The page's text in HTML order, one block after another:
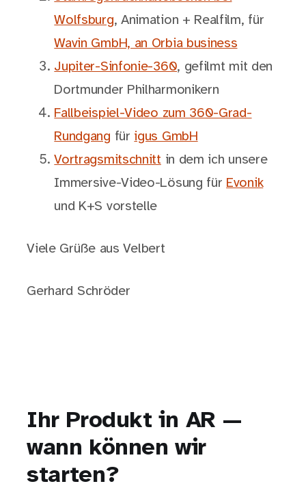
Wolfsburg, Animation + Realfilm, für
Wavin GmbH, an Orbia business
Jupiter-Sinfonie-360, gefilmt mit den
Dortmunder Philharmonikern
Fallbeispiel-Video zum 360-Grad-
Rundgang für igus GmbH
Vortragsmitschnitt in dem ich unsere
Immersive-Video-Lösung für Evonik
und K+S vorstelle
Viele Grüße aus Velbert
Gerhard Schröder
Ihr Produkt in AR —
wann können wir
starten?